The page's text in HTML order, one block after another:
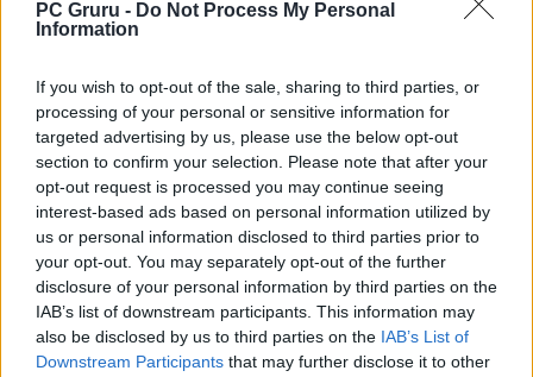
PC Gruru - Do Not Process My Personal
Information
If you wish to opt-out of the sale, sharing to third parties, or
processing of your personal or sensitive information for
targeted advertising by us, please use the below opt-out
section to confirm your selection. Please note that after your
opt-out request is processed you may continue seeing
interest-based ads based on personal information utilized by
us or personal information disclosed to third parties prior to
your opt-out. You may separately opt-out of the further
disclosure of your personal information by third parties on the
IAB’s list of downstream participants. This information may
also be disclosed by us to third parties on the IAB’s List of
Downstream Participants that may further disclose it to other
galériában.
AJoJo's Bizarre Adventure: All Star Battle
Regy roppant autentikus, az alapmű
hangulatát remekül megidéző alkotás,